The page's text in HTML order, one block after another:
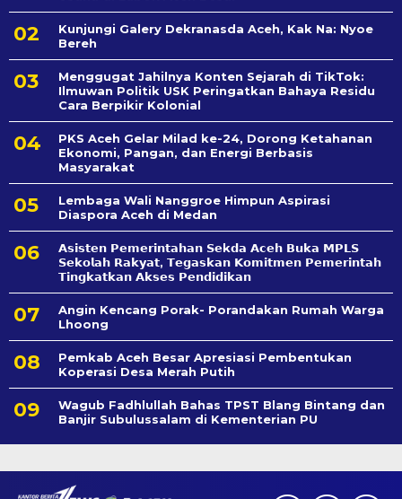
Kunjungi Galery Dekranasda Aceh, Kak Na: Nyoe
Bereh
Menggugat Jahilnya Konten Sejarah di TikTok:
Ilmuwan Politik USK Peringatkan Bahaya Residu
Cara Berpikir Kolonial
PKS Aceh Gelar Milad ke-24, Dorong Ketahanan
Ekonomi, Pangan, dan Energi Berbasis
Masyarakat
Lembaga Wali Nanggroe Himpun Aspirasi
Diaspora Aceh di Medan
𝗔𝘀𝗶𝘀𝘁𝗲𝗻 𝗣𝗲𝗺𝗲𝗿𝗶𝗻𝘁𝗮𝗵𝗮𝗻 𝗦𝗲k𝗱𝗮 𝗔𝗰𝗲𝗵 𝗕𝘂𝗸𝗮 𝗠𝗣𝗟𝗦
𝗦𝗲𝗸𝗼𝗹𝗮𝗵 𝗥𝗮𝗸𝘆𝗮𝘁, 𝗧𝗲𝗴𝗮𝘀𝗸𝗮𝗻 𝗞𝗼𝗺𝗶𝘁𝗺𝗲𝗻 𝗣𝗲𝗺𝗲𝗿𝗶𝗻𝘁𝗮𝗵
𝗧𝗶𝗻𝗴𝗸𝗮𝘁𝗸𝗮𝗻 𝗔𝗸𝘀𝗲𝘀 𝗣𝗲𝗻𝗱𝗶𝗱𝗶𝗸𝗮𝗻
Angin Kencang Porak- Porandakan Rumah Warga
Lhoong
Pemkab Aceh Besar Apresiasi Pembentukan
Koperasi Desa Merah Putih
Wagub Fadhlullah Bahas TPST Blang Bintang dan
Banjir Subulussalam di Kementerian PU